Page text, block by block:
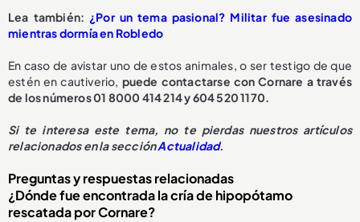
Lea también: ¿Por un tema pasional? Militar fue asesinado
mientras dormía en Robledo
En caso de avistar uno de estos animales, o ser testigo de que
estén en cautiverio, puede contactarse con Cornare a través
de los números 01 8000 414 214 y 604 520 1170.
Si te interesa este tema, no te pierdas nuestros artículos
relacionados en la secciónActualidad.
Preguntas y respuestas relacionadas
¿Dónde fue encontrada la cría de hipopótamo
rescatada por Cornare?